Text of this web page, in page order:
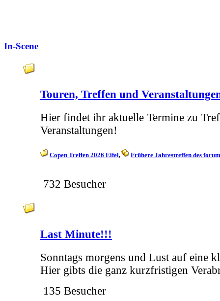
In-Scene
Touren, Treffen und
Hier findet ihr aktuelle Termine zu
Veranstaltungen!
Copen Treffen 2026 Eifel Frühere Jahrestreffen des
732 Besucher
Last Minute!!!
Sonntags morgens und Lust auf eine
Hier gibts die ganz kurzfristigen
135 Besucher